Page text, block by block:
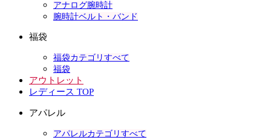
アナログ腕時計
腕時計ベルト・バンド
福袋
福袋カテゴリすべて
福袋
アウトレット
レディース TOP
アパレル
アパレルカテゴリすべて